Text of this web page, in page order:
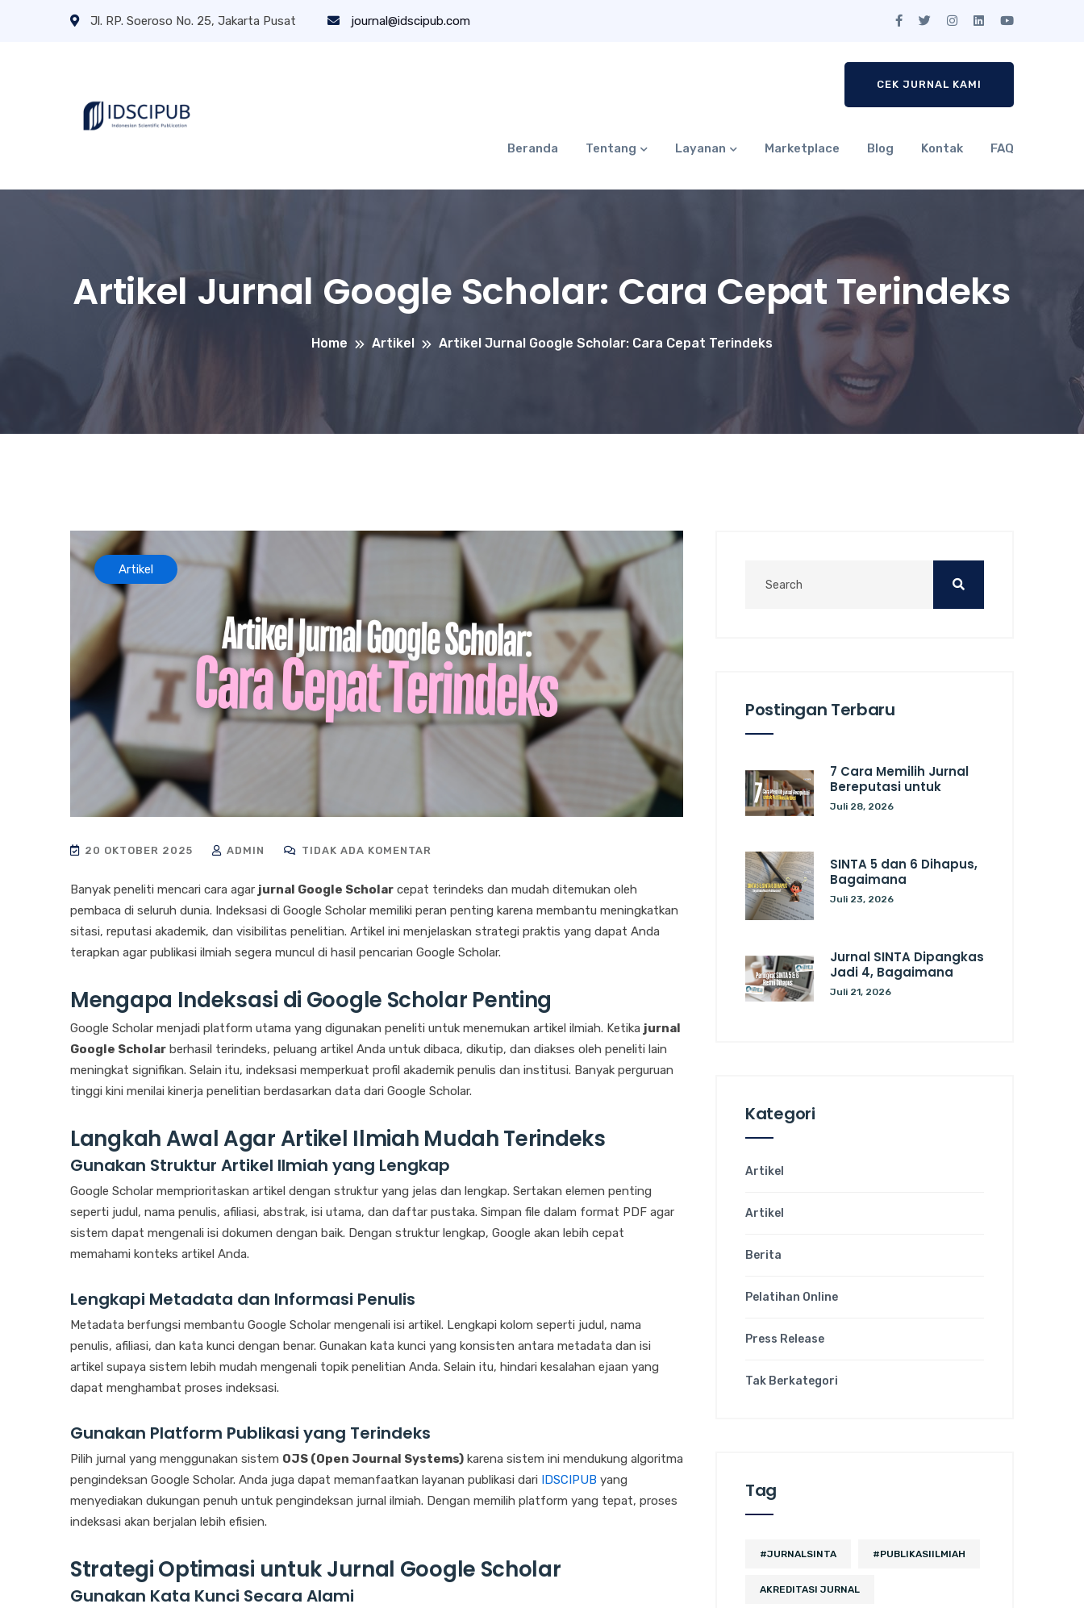
Jl. RP. Soeroso No. 25, Jakarta Pusat journal@idscipub.com
CEK JURNAL KAMI
Beranda Tentang Layanan Marketplace Blog Kontak FAQ
Artikel Jurnal Google Scholar: Cara Cepat Terindeks
Home Artikel Artikel Jurnal Google Scholar: Cara Cepat Terindeks
Artikel
20 OKTOBER 2025 ADMIN TIDAK ADA KOMENTAR
Banyak peneliti mencari cara agar jurnal Google Scholar cepat terindeks dan mudah ditemukan oleh
pembaca di seluruh dunia. Indeksasi di Google Scholar memiliki peran penting karena membantu meningkatkan
sitasi, reputasi akademik, dan visibilitas penelitian. Artikel ini menjelaskan strategi praktis yang dapat Anda
terapkan agar publikasi ilmiah segera muncul di hasil pencarian Google Scholar.
Mengapa Indeksasi di Google Scholar Penting
Google Scholar menjadi platform utama yang digunakan peneliti untuk menemukan artikel ilmiah. Ketika jurnal
Google Scholar berhasil terindeks, peluang artikel Anda untuk dibaca, dikutip, dan diakses oleh peneliti lain
meningkat signifikan. Selain itu, indeksasi memperkuat profil akademik penulis dan institusi. Banyak perguruan
tinggi kini menilai kinerja penelitian berdasarkan data dari Google Scholar.
Langkah Awal Agar Artikel Ilmiah Mudah Terindeks
Gunakan Struktur Artikel Ilmiah yang Lengkap
Google Scholar memprioritaskan artikel dengan struktur yang jelas dan lengkap. Sertakan elemen penting
seperti judul, nama penulis, afiliasi, abstrak, isi utama, dan daftar pustaka. Simpan file dalam format PDF agar
sistem dapat mengenali isi dokumen dengan baik. Dengan struktur lengkap, Google akan lebih cepat
memahami konteks artikel Anda.
Lengkapi Metadata dan Informasi Penulis
Metadata berfungsi membantu Google Scholar mengenali isi artikel. Lengkapi kolom seperti judul, nama
penulis, afiliasi, dan kata kunci dengan benar. Gunakan kata kunci yang konsisten antara metadata dan isi
artikel supaya sistem lebih mudah mengenali topik penelitian Anda. Selain itu, hindari kesalahan ejaan yang
dapat menghambat proses indeksasi.
Gunakan Platform Publikasi yang Terindeks
Pilih jurnal yang menggunakan sistem OJS (Open Journal Systems) karena sistem ini mendukung algoritma
pengindeksan Google Scholar. Anda juga dapat memanfaatkan layanan publikasi dari IDSCIPUB yang
menyediakan dukungan penuh untuk pengindeksan jurnal ilmiah. Dengan memilih platform yang tepat, proses
indeksasi akan berjalan lebih efisien.
Strategi Optimasi untuk Jurnal Google Scholar
Gunakan Kata Kunci Secara Alami
Postingan Terbaru
7 Cara Memilih Jurnal
Bereputasi untuk
Juli 28, 2026
SINTA 5 dan 6 Dihapus,
Bagaimana
Juli 23, 2026
Jurnal SINTA Dipangkas
Jadi 4, Bagaimana
Juli 21, 2026
Kategori
Artikel
Artikel
Berita
Pelatihan Online
Press Release
Tak Berkategori
Tag
#JURNALSINTA #PUBLIKASIILMIAH
AKREDITASI JURNAL